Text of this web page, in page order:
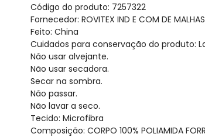
Código do produto: 7257322
Fornecedor: ROVITEX IND E COM DE
Feito: China
Cuidados para conservação do produto:
Não usar alvejante.
Não usar secadora.
Secar na sombra.
Não passar.
Não lavar a seco.
Tecido: Microfibra
Composição: CORPO 100% POLIAMIDA